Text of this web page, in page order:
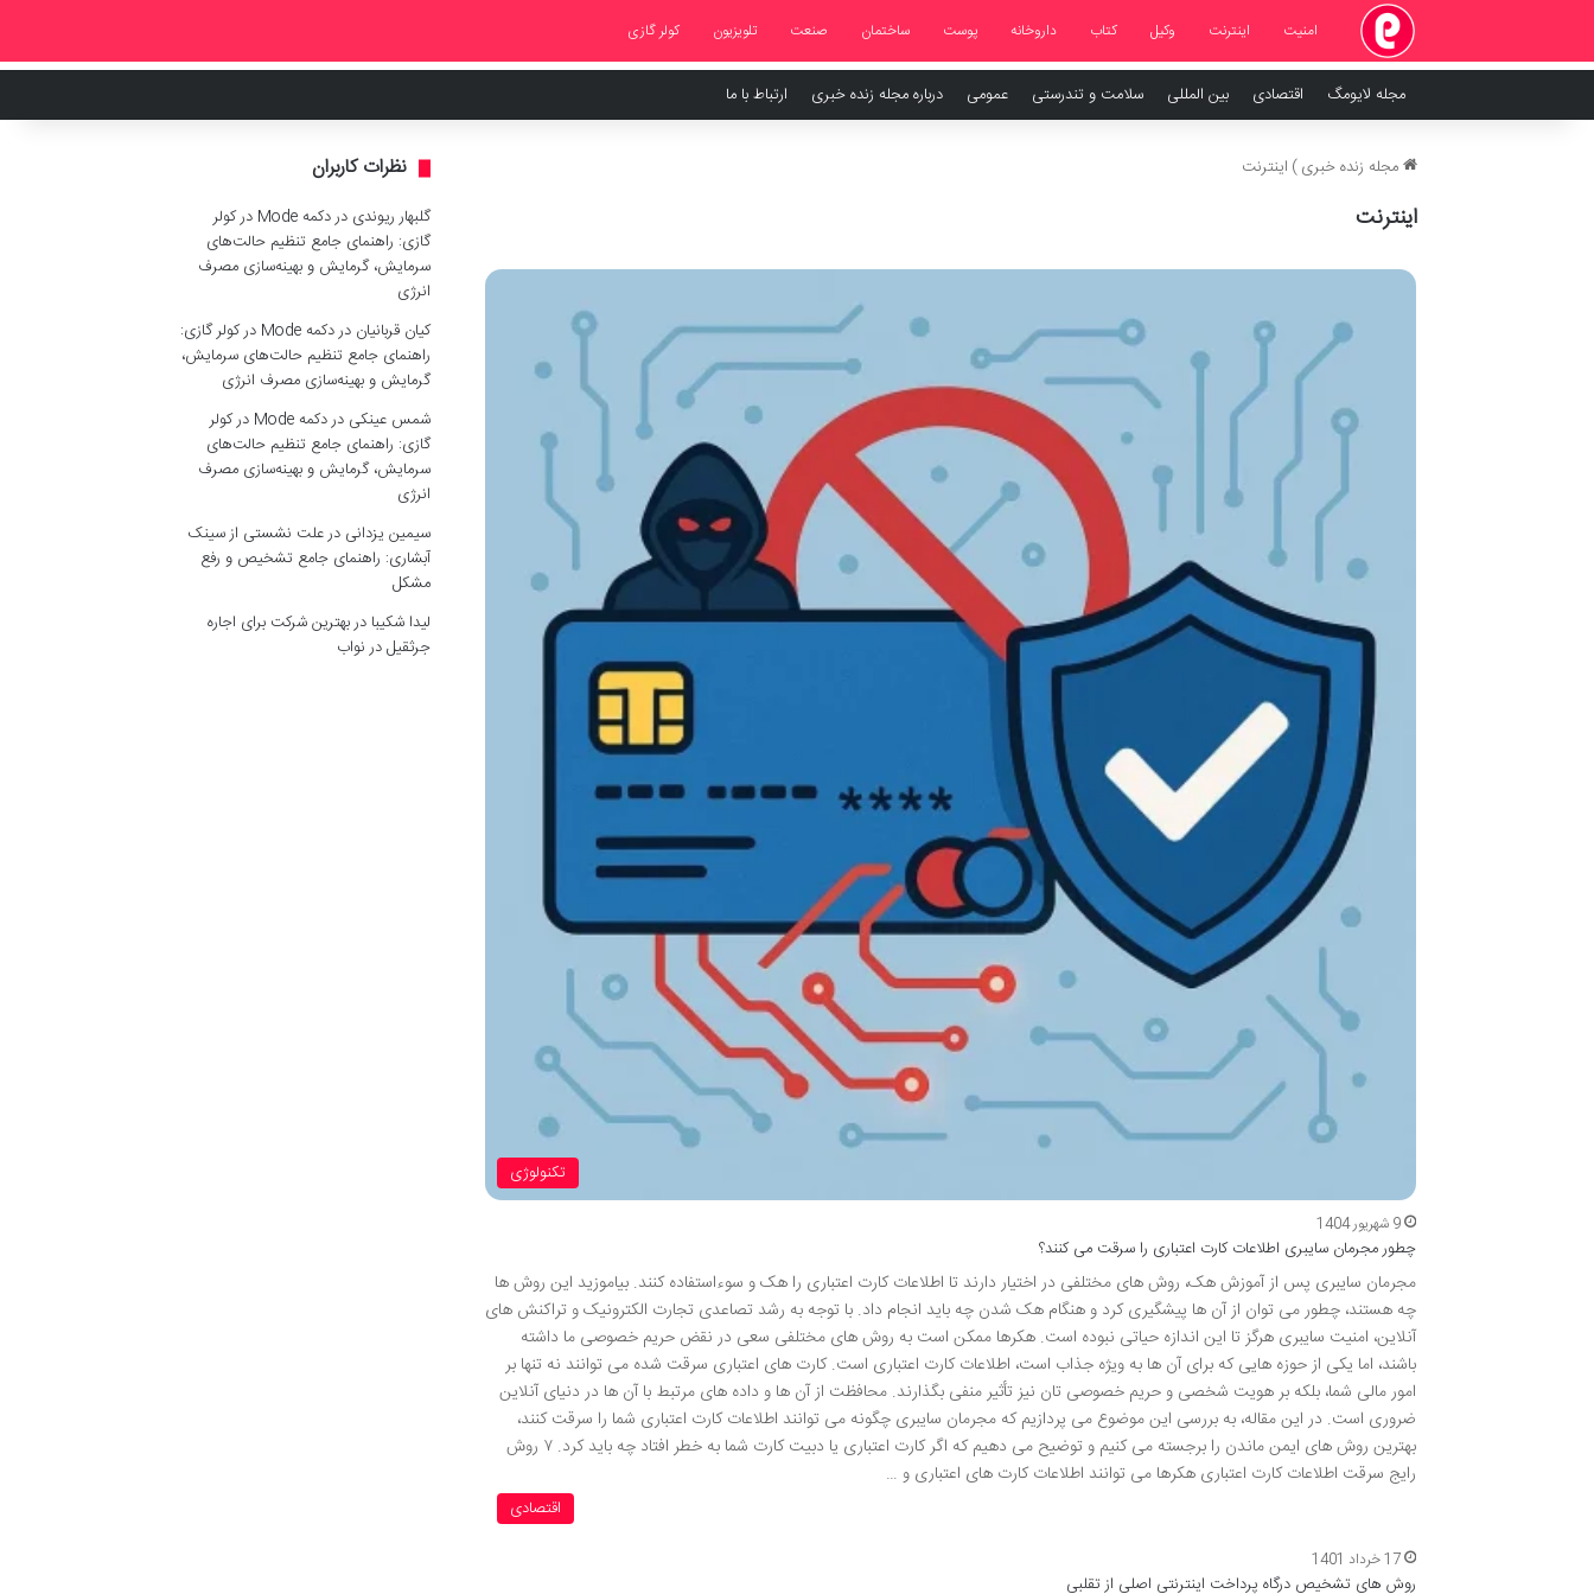
امنیت اینترنت وکیل کتاب داروخانه پوست ساختمان صنعت تلویزیون کولر گازی
مجله لایومگ اقتصادی بین المللی سلامت و تندرستی عمومی درباره مجله زنده خبری ارتباط با ما
مجله زنده خبری ) اینترنت
اینترنت
تکنولوژی
9 شهریور 1404
چطور مجرمان سایبری اطلاعات کارت اعتباری را سرقت می کنند؟
مجرمان سایبری پس از آموزش هک، روش های مختلفی در اختیار دارند تا اطلاعات کارت اعتباری را هک و سوءاستفاده کنند. بیاموزید این روش ها
چه هستند، چطور می توان از آن ها پیشگیری کرد و هنگام هک شدن چه باید انجام داد. با توجه به رشد تصاعدی تجارت الکترونیک و تراکنش های
آنلاین، امنیت سایبری هرگز تا این اندازه حیاتی نبوده است. هکرها ممکن است به روش های مختلفی سعی در نقض حریم خصوصی ما داشته
باشند، اما یکی از حوزه هایی که برای آن ها به ویژه جذاب است، اطلاعات کارت اعتباری است. کارت های اعتباری سرقت شده می توانند نه تنها بر
امور مالی شما، بلکه بر هویت شخصی و حریم خصوصی تان نیز تأثیر منفی بگذارند. محافظت از آن ها و داده های مرتبط با آن ها در دنیای آنلاین
ضروری است. در این مقاله، به بررسی این موضوع می پردازیم که مجرمان سایبری چگونه می توانند اطلاعات کارت اعتباری شما را سرقت کنند،
بهترین روش های ایمن ماندن را برجسته می کنیم و توضیح می دهیم که اگر کارت اعتباری یا دبیت کارت شما به خطر افتاد چه باید کرد. ۷ روش
رایج سرقت اطلاعات کارت اعتباری هکرها می توانند اطلاعات کارت های اعتباری و …
اقتصادی
17 خرداد 1401
روش های تشخیص درگاه پرداخت اینترنتی اصلی از تقلبی
نظرات کاربران
گلبهار ریوندی در
دکمه Mode در کولر
گازی: راهنمای جامع تنظیم حالت‌های
سرمایش، گرمایش و بهینه‌سازی مصرف
انرژی
کیان قربانیان در
دکمه Mode در کولر گازی:
راهنمای جامع تنظیم حالت‌های سرمایش،
گرمایش و بهینه‌سازی مصرف انرژی
شمس عینکی در
دکمه Mode در کولر
گازی: راهنمای جامع تنظیم حالت‌های
سرمایش، گرمایش و بهینه‌سازی مصرف
انرژی
سیمین یزدانی درعلت نشستی از سینک
آبشاری: راهنمای جامع تشخیص و رفع
مشکل
لیدا شکیبا دربهترین شرکت برای اجاره
جرثقیل در نواب